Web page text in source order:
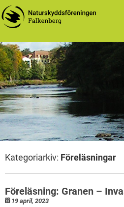
Nyheter
Om
Programblad 2026
Naturskyddsföreningen i
Kategoriarkiv: Föreläsningar
Föreläsning: Granen –
19 april, 2023